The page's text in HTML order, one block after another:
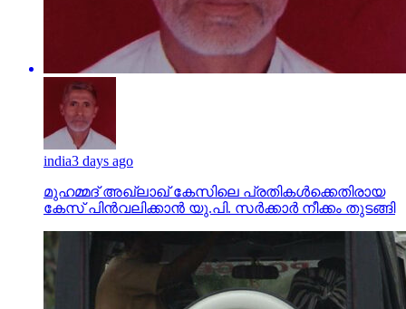
india3 days ago
മുഹമ്മദ് അഖ്‌ലാഖ് കേസിലെ പ്രതികള്‍ക്കെതിരായ
കേസ് പിന്‍വലിക്കാന്‍ യു.പി. സര്‍ക്കാര്‍ നീക്കം തുടങ്ങി